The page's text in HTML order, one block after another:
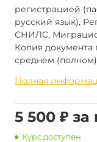
регистрацией
русский язык),
СНИЛС,
Копия документа
среднем
Полная
5 500 ₽ за
Курс доступен